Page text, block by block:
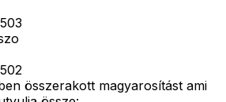
összerakott magyarosítást ami